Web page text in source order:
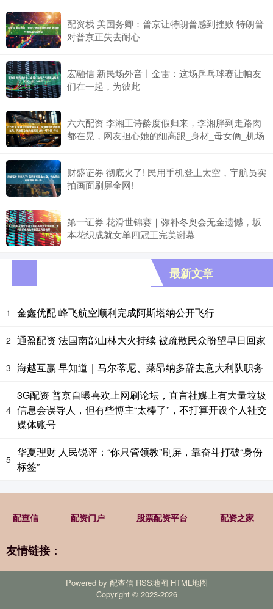
配资栈 美国务卿：普京让特朗普感到挫败 特朗普
对普京正失去耐心
宏融信 新民场外音丨金雷：这场乒乓球赛让帕友
们在一起，为彼此
六六配资 李湘王诗龄度假归来，李湘胖到走路肉
都在晃，网友担心她的细高跟_身材_母女俩_机场
财盛证券 彻底火了! 民用手机登上太空，宇航员实
拍画面刷屏全网!
第一证券 花滑世锦赛｜弥补冬奥会无金遗憾，坂
本花织成就女单四冠王完美谢幕
最新文章
1 金鑫优配 峰飞航空顺利完成阿斯塔纳公开飞行
2 通盈配资 法国南部山林大火持续 被疏散民众盼望早日回家
3 海越互赢 早知道｜马尔蒂尼、莱昂纳多辞去意大利队职务
4
3G配资 普京自曝喜欢上网刷论坛，直言社媒上有大量垃圾
信息会误导人，但有些博主“太棒了”，不打算开设个人社交
媒体账号
5
华夏理财 人民锐评：“你只管领教”刷屏，靠奋斗打破“身份
标签”
配查信 配资门户 股票配资平台 配资之家
友情链接：
Powered by 配查信 RSS地图 HTML地图
Copyright © 2023-2026